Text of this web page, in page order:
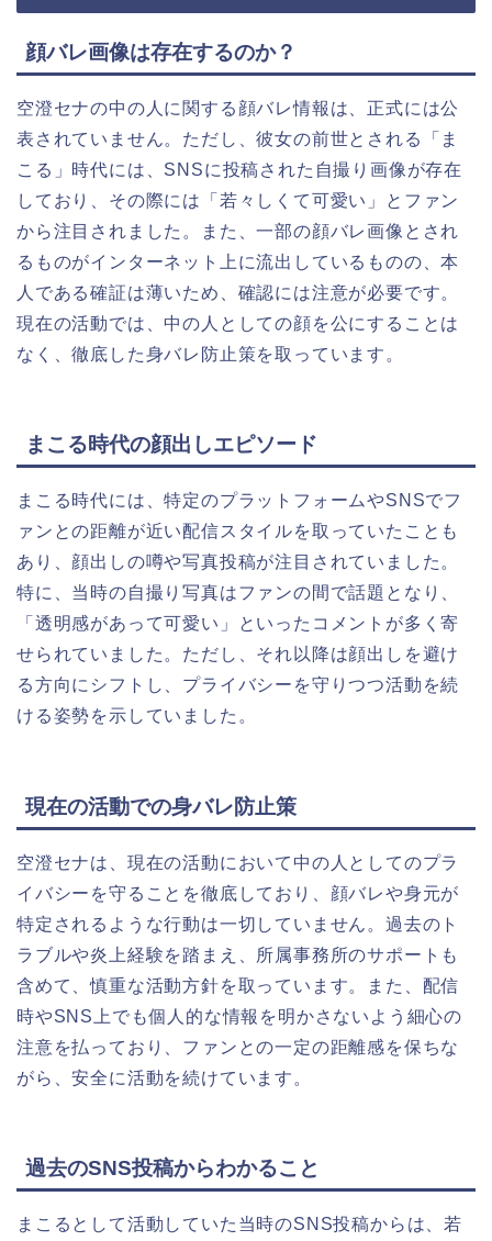
顔バレ画像は存在するのか？
空澄セナの中の人に関する顔バレ情報は、正式には公
表されていません。ただし、彼女の前世とされる「ま
こる」時代には、SNSに投稿された自撮り画像が存在
しており、その際には「若々しくて可愛い」とファン
から注目されました。また、一部の顔バレ画像とされ
るものがインターネット上に流出しているものの、本
人である確証は薄いため、確認には注意が必要です。
現在の活動では、中の人としての顔を公にすることは
なく、徹底した身バレ防止策を取っています。
まこる時代の顔出しエピソード
まこる時代には、特定のプラットフォームやSNSでフ
ァンとの距離が近い配信スタイルを取っていたことも
あり、顔出しの噂や写真投稿が注目されていました。
特に、当時の自撮り写真はファンの間で話題となり、
「透明感があって可愛い」といったコメントが多く寄
せられていました。ただし、それ以降は顔出しを避け
る方向にシフトし、プライバシーを守りつつ活動を続
ける姿勢を示していました。
現在の活動での身バレ防止策
空澄セナは、現在の活動において中の人としてのプラ
イバシーを守ることを徹底しており、顔バレや身元が
特定されるような行動は一切していません。過去のト
ラブルや炎上経験を踏まえ、所属事務所のサポートも
含めて、慎重な活動方針を取っています。また、配信
時やSNS上でも個人的な情報を明かさないよう細心の
注意を払っており、ファンとの一定の距離感を保ちな
がら、安全に活動を続けています。
過去のSNS投稿からわかること
まこるとして活動していた当時のSNS投稿からは、若